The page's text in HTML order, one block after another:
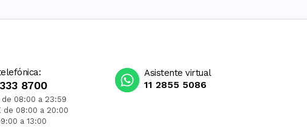
8700
de 08:00 a 23:59
de 08:00 a 20:00
a 13:00
Asistente virtual
11 2855 5086